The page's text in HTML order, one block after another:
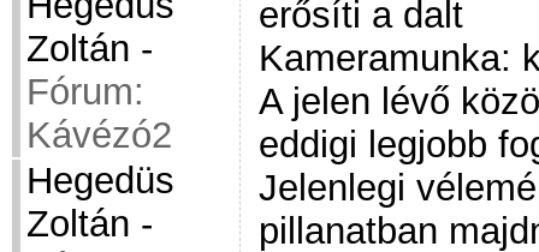
Zoltán -
Fórum:
Kávézó2
Hegedüs
Zoltán -
erősíti a dalt
Kameramunka:
A jelen lévő
eddigi legjobb
Jelenlegi
pillanatban